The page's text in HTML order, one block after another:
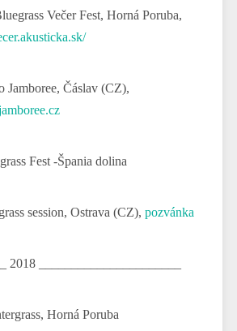
Večer Fest, Horná Poruba,
Jamboree, Čáslav (CZ),
Fest -Špania dolina
session, Ostrava (CZ), pozvánka
2018 ______________________
Horná Poruba